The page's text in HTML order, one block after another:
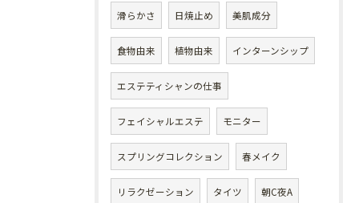
滑らかさ 日焼止め 美肌成分
食物由来 植物由来 インターンシップ
エステティシャンの仕事
フェイシャルエステ モニター
スプリングコレクション 春メイク
リラクゼーション タイツ 朝C夜A